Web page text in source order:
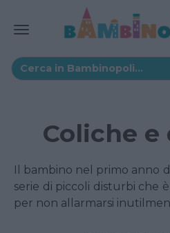
Coliche
Il bambino nel primo anno
serie di piccoli disturbi che
per non allarmarsi